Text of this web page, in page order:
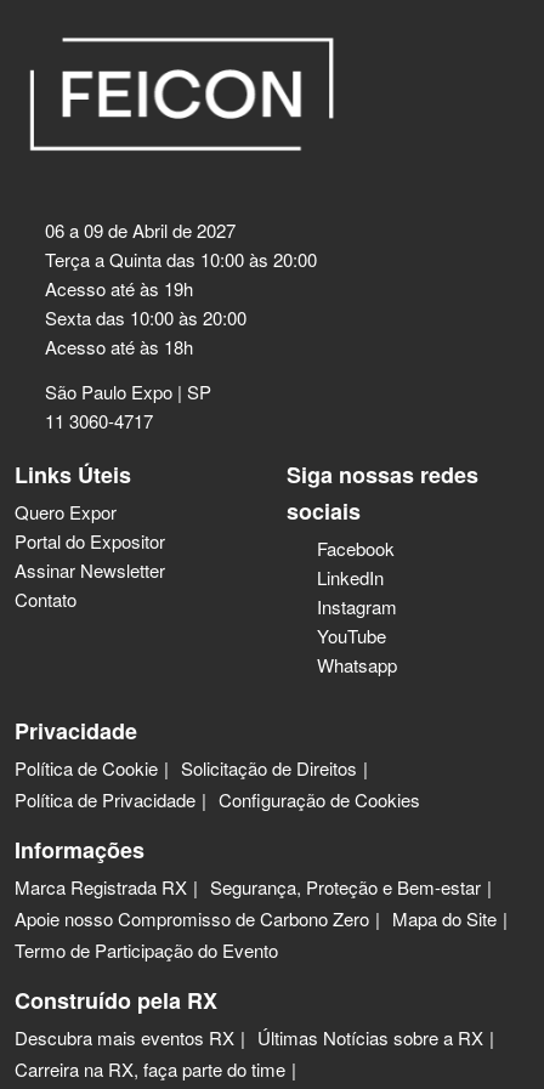
06 a 09 de Abril de 2027
Terça a Quinta das 10:00 às 20:00
Acesso até às 19h
Sexta das 10:00 às 20:00
Acesso até às 18h
São Paulo Expo | SP
11 3060-4717
Links Úteis
Quero Expor
Portal do Expositor
Assinar Newsletter
Contato
Siga nossas redes
sociais
Facebook
LinkedIn
Instagram
YouTube
Whatsapp
Privacidade
Política de Cookie
Solicitação de Direitos
Política de Privacidade
Configuração de Cookies
Informações
Marca Registrada RX
Segurança, Proteção e Bem-estar
Apoie nosso Compromisso de Carbono Zero
Mapa do Site
Termo de Participação do Evento
Construído pela RX
Descubra mais eventos RX
Últimas Notícias sobre a RX
Carreira na RX, faça parte do time